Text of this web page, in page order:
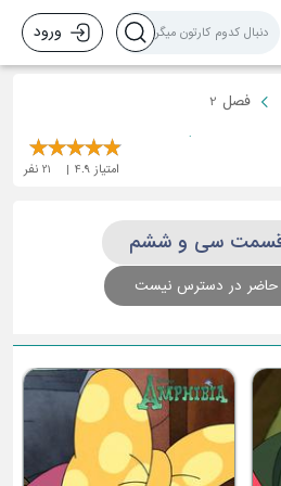
ورود
فصل 2
امتیاز 4.9
21 نفر
حاضر در دسترس نیست